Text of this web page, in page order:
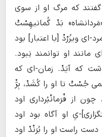
که مرگ او از سوی
بَدْ گُمانیهِسْتْ
ای ویزُرْدْ [با اعتبار] بود
مانند او توانمند نِبود.
که آیَدْ. زمان-ای که
جُسْتْ تا او را کُشَدْ، بِژْ
از فْرَمانْبُرداری اود
یِ او آگاه بود اود
دست راست او را بُرَنْدْ اود